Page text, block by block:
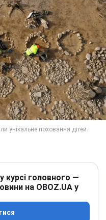
курсі головного —
на OBOZ.UA у